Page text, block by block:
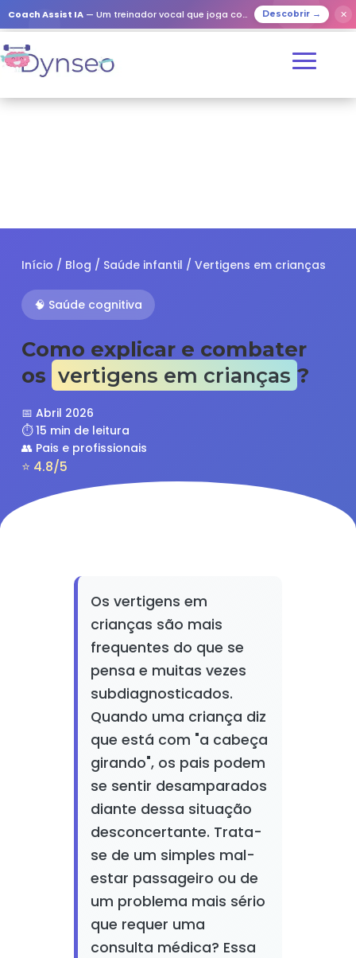
Coach Assist IA — Um treinador vocal que joga com os seus entes queridos Descobrir → ✕
Início / Blog / Saúde infantil / Vertigens em crianças
🧠 Saúde cognitiva
Como explicar e combater
os vertigens em crianças ?
📅 Abril 2026
⏱️ 15 min de leitura
👥 Pais e profissionais
⭐ 4.8/5
Os vertigens em
crianças são mais
frequentes do que se
pensa e muitas vezes
subdiagnosticados.
Quando uma criança diz
que está com "a cabeça
girando", os pais podem
se sentir desamparados
diante dessa situação
desconcertante. Trata-
se de um simples mal-
estar passageiro ou de
um problema mais sério
que requer uma
consulta médica? Essa